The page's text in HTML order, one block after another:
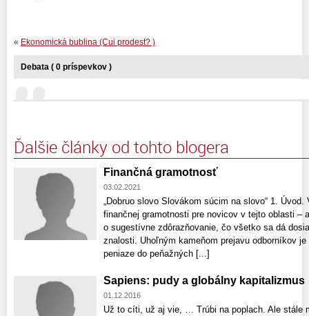
« Ekonomická bublina (Cui prodest? )
Debata ( 0 príspevkov )
Ďalšie články od tohto blogera
Finančná gramotnosť
03.02.2021
„Dobruo slovo Slovákom súcim na slovo“ 1.
finančnej gramotnosti pre novicov v tejto oblasti –
o sugestívne zdôrazňovanie, čo všetko sa dá
znalosti. Uhoľným kameňom prejavu odborníkov
peniaze do peňažných [...]
Sapiens: pudy a globálny kapitalizmus
01.12.2016
Už to cíti, už aj vie, … Trúbi na poplach. Ale stále